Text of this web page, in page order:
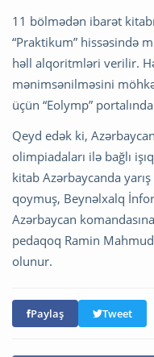
11 bölmədən ibarət
“Praktikum” hissəsində
həll alqoritmləri verilir.
mənimsənilməsini
üçün “Eolymp”
Qeyd edək ki,
olimpiadaları ilə bağlı
kitab Azərbaycanda yarış
qoymuş, Beynəlxalq
Azərbaycan
pedaqoq Ramin
olunur.
Paylaş Tweet